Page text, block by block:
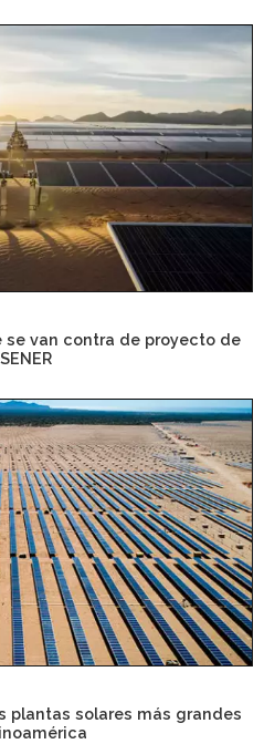
van contra de proyecto de
plantas solares más grandes